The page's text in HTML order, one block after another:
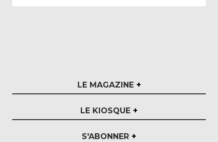
LE MAGAZINE +
LE KIOSQUE +
S'ABONNER +